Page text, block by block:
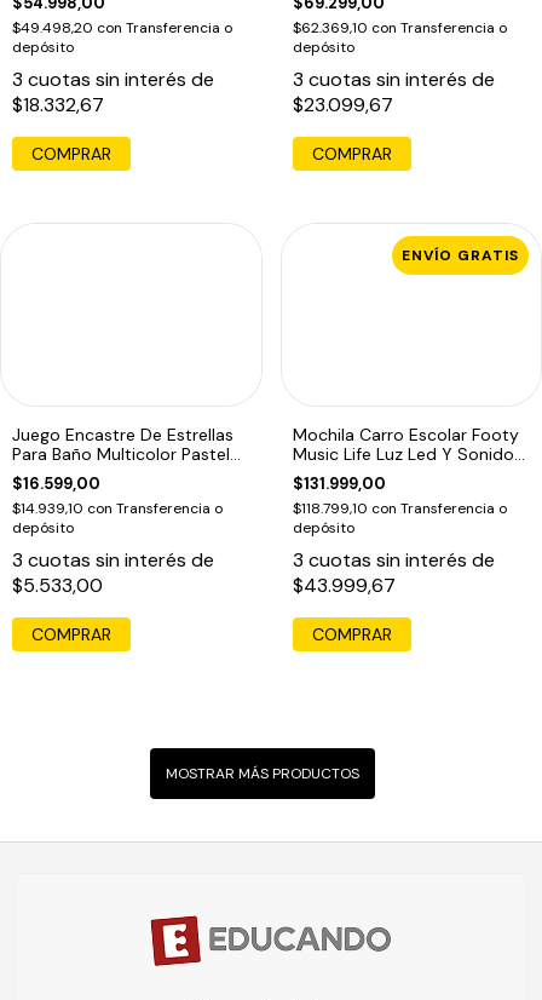
$49.498,20 con Transferencia o
depósito
3 cuotas sin interés de
$18.332,67
$62.369,10 con Transferencia o
depósito
3 cuotas sin interés de
$23.099,67
Juego Encastre De Estrellas
Para Baño Multicolor Pastel
Pasteles
$16.599,00
$14.939,10 con Transferencia o
depósito
3 cuotas sin interés de
$5.533,00
ENVÍO GRATIS
Mochila Carro Escolar Footy
Music Life Luz Led Y Sonido
18p Rosa
$131.999,00
$118.799,10 con Transferencia o
depósito
3 cuotas sin interés de
$43.999,67
MOSTRAR MÁS PRODUCTOS